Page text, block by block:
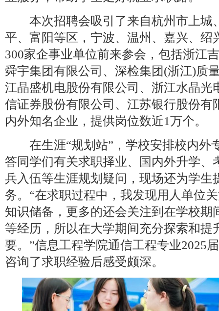
本次招聘会吸引了来自杭州市上城
平、富阳等区，宁波、温州、嘉兴、绍
300家企事业单位前来参会，包括浙江
舜宇集团有限公司、深检集团(浙江)质
江晶盛机电股份有限公司、浙江水晶光
信证券股份有限公司、江苏银行股份有
内外知名企业，提供岗位数近1万个。
在生涯“规划站”，学校安排校内外
答同学们有关求职择业、国内外升学、
兵入伍等生涯规划疑问，现场还为学生
务。“在求职过程中，我发现用人单位
知识储备，更多的还会关注到在学校期
等经历，所以在大学期间充分探索和提
要。”信息工程学院通信工程专业2025
咨询了求职经验后感受颇深。